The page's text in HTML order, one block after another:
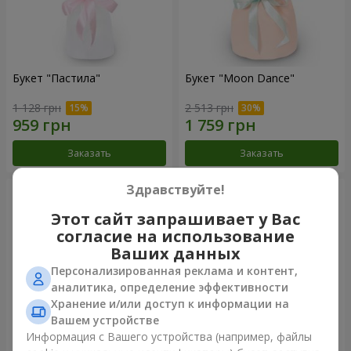
Букет "Пастила"
1 128 грн
Заказать
Букет "Moon Dance"
2 513 грн
Заказать
Здравствуйте!
Этот сайт запрашивает у Вас
согласие на использование
Ваших данных
Персонализированная реклама и контент,
аналитика, определение эффективности
Хранение и/или доступ к информации на
Вашем устройстве
Информация с Вашего устройства (например, файлы